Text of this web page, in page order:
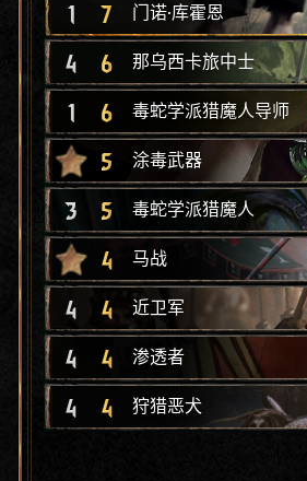
1 7 门诺·库霍恩
4 6 那乌西卡旅中士
1 6 毒蛇学派猎魔人导师
5 涂毒武器
3 5 毒蛇学派猎魔人
4 马战
4 4 近卫军
4 4 渗透者
4 4 狩猎恶犬